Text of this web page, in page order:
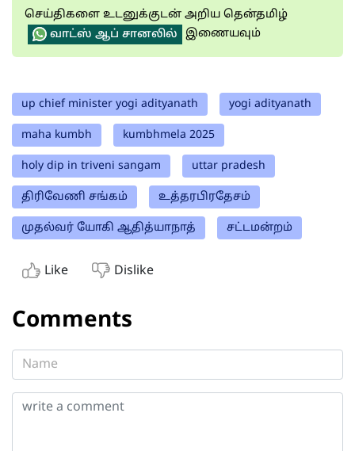
செய்திகளை உடனுக்குடன் அறிய தென்தமிழ்
வாட்ஸ் ஆப் சானலில்
இணையவும்
up chief minister yogi adityanath yogi adityanath
maha kumbh kumbhmela 2025
holy dip in triveni sangam uttar pradesh
திரிவேணி சங்கம் உத்தரபிரதேசம்
முதல்வர் யோகி ஆதித்யாநாத் சட்டமன்றம்
Like Dislike
Comments